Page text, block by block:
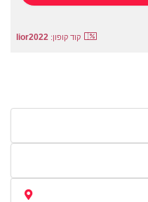
קוד קופון: lior2022